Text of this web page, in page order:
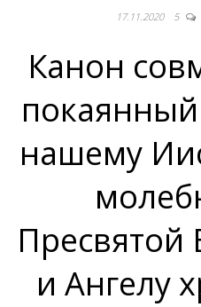
17.11.2020 5
Канон
нашему
Пресвятой
и Ангелу